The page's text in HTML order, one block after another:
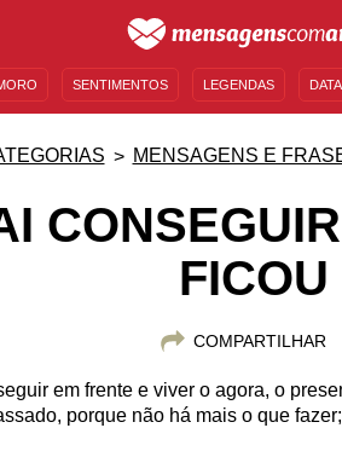
SENTIMENTOS LEGENDAS
MENSAGENS E
FICOU
COMPARTILHAR
em frente e viver o agora, o
porque não há mais o que